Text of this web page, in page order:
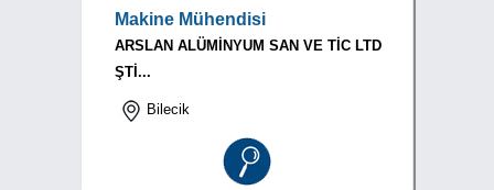
Makine Mühendisi
ARSLAN ALÜMİNYUM SAN VE TİC LTD
ŞTİ...
Bilecik